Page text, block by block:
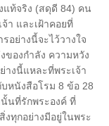
ท้จริง (สดุดี 84) คน
า และเฝ้าคอยที่
ย่างนี้จะไว้วางใจ
ของกำลัง ความหวัง
งนี้แหละที่พระเจ้า
หนังสือโรม 8 ข้อ 28
นั้นที่รักพระองค์ ที่
งทุกอย่างมีอยู่ในพระ